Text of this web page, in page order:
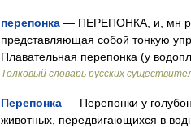
перепонка — ПЕРЕПОНКА, и, мн
представляющая собой тонкую
Плавательная перепонка (у
Толковый словарь русских
Перепонка — Перепонки у
животных, передвигающихся в